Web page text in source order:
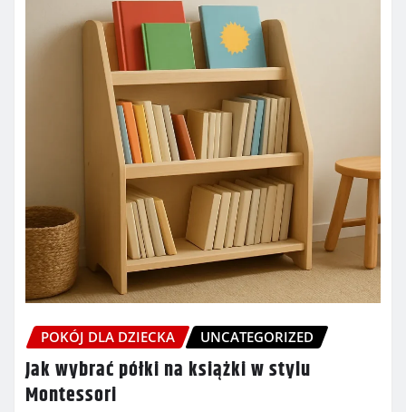
POKÓJ DLA DZIECKA UNCATEGORIZED
Jak wybrać półki na książki w stylu
Montessori